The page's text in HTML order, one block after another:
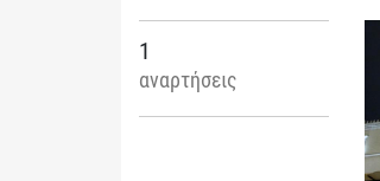
1
αναρτήσεις